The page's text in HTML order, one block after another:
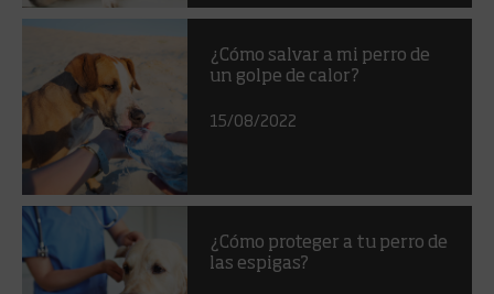
¿Cómo salvar a mi perro de
un golpe de calor?
15/08/2022
¿Cómo proteger a tu perro de
las espigas?